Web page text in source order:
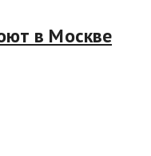
в Москве